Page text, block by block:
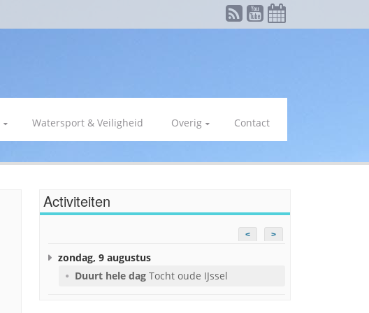
Watersport & Veiligheid Overig Contact
Activiteiten
< >
zondag, 9 augustus
Duurt hele dag Tocht oude IJssel